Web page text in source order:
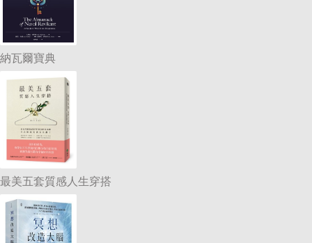
納瓦爾寶典
最美五套質感人生穿搭